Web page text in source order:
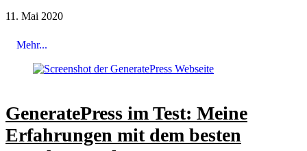
11. Mai 2020
Mehr...
GeneratePress im Test: Meine
Erfahrungen mit dem besten